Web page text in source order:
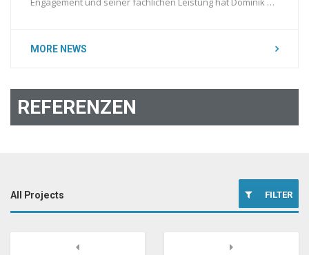
MORE NEWS
REFERENZEN
Previous Next
FILTER
All Projects